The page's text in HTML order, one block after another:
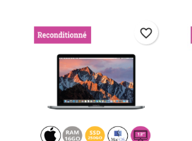
favorite_border